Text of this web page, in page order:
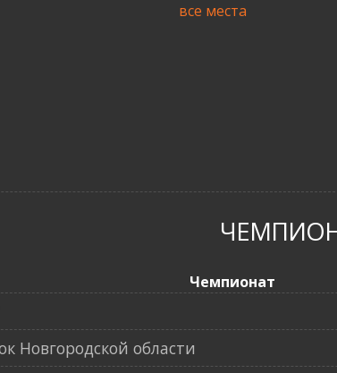
все места
Чемпионат
Новгородской области